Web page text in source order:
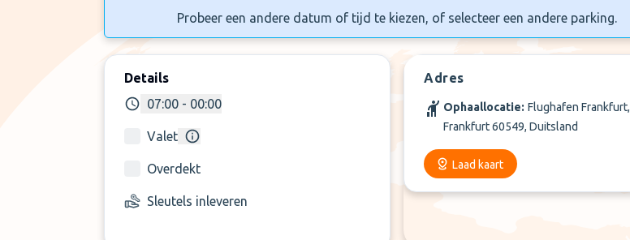
Probeer een andere datum of tijd te kiezen, of selecteer een andere parking.
Details
07:00 - 00:00
Valet
Overdekt
Sleutels inleveren
Adres
Ophaallocatie: Flughafen Frankfurt,
Frankfurt 60549, Duitsland
Laad kaart